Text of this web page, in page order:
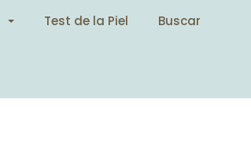
Test de la Piel
Buscar